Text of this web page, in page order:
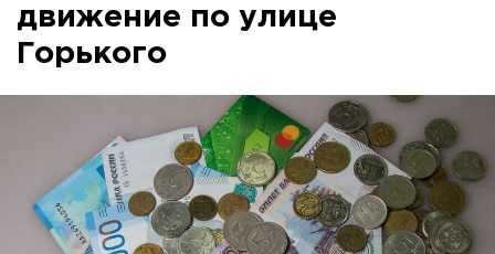
движение по улице
Горького